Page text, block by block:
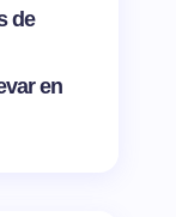
de
en